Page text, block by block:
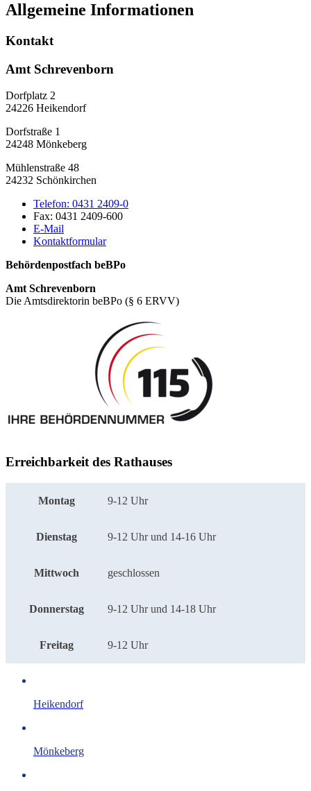
Allgemeine Informationen
Kontakt
Amt Schrevenborn
Dorfplatz 2
24226 Heikendorf
Dorfstraße 1
24248 Mönkeberg
Mühlenstraße 48
24232 Schönkirchen
Telefon: 0431 2409-0
Fax: 0431 2409-600
E-Mail
Kontaktformular
Behördenpostfach beBPo
Amt Schrevenborn
Die Amtsdirektorin beBPo (§ 6 ERVV)
Erreichbarkeit des Rathauses
Montag 9-12 Uhr
Dienstag 9-12 Uhr und 14-16 Uhr
Mittwoch geschlossen
Donnerstag 9-12 Uhr und 14-18 Uhr
Freitag 9-12 Uhr
Heikendorf
Mönkeberg